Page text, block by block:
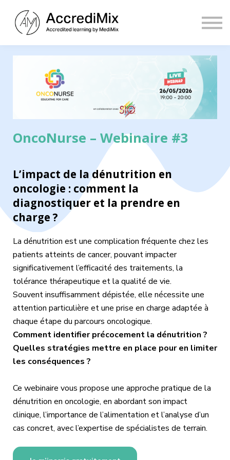
Contact
Sign in
OncoNurse – Webinaire #3
L’impact de la dénutrition en
oncologie : comment la
diagnostiquer et la prendre en
charge ?
La dénutrition est une complication fréquente chez les
patients atteints de cancer, pouvant impacter
significativement l’efficacité des traitements, la
tolérance thérapeutique et la qualité de vie.
Souvent insuffisamment dépistée, elle nécessite une
attention particulière et une prise en charge adaptée à
chaque étape du parcours oncologique.
Comment identifier précocement la dénutrition ?
Quelles stratégies mettre en place pour en limiter
les conséquences ?
Ce webinaire vous propose une approche pratique de la
dénutrition en oncologie, en abordant son impact
clinique, l’importance de l’alimentation et l’analyse d’un
cas concret, avec l’expertise de spécialistes de terrain.